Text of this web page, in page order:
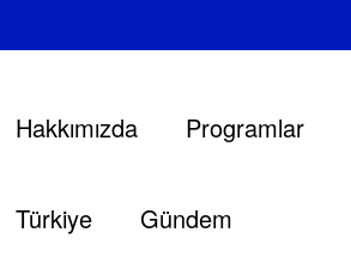
Hakkımızda Programlar
Türkiye Gündem